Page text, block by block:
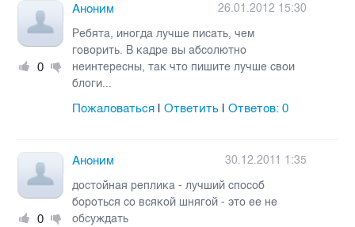
0
Аноним
26.01.2012 15:30
Ребята, иногда лучше писать, чем
говорить. В кадре вы абсолютно
неинтересны, так что пишите лучше свои
блоги...
Пожаловаться |Ответить |Ответов:0
0
Аноним
30.12.2011 1:35
достойная реплика - лучший способ
бороться со всякой шнягой - это ее не
обсуждать